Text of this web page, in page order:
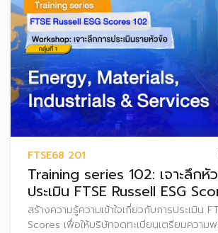
FTSE68 201
Training series 102: เจาะลึกหั
ประเมิน FTSE Russell ESG
สร้างความรู้ความเข้าใจเกี่ยวกับการประเมิน
Scores เพื่อให้บริษัทจดทะเบียนเตรียมความ